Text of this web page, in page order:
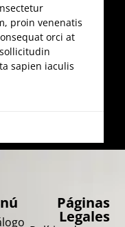
proin venenatis
orci at
sapien iaculis
Páginas
Legales